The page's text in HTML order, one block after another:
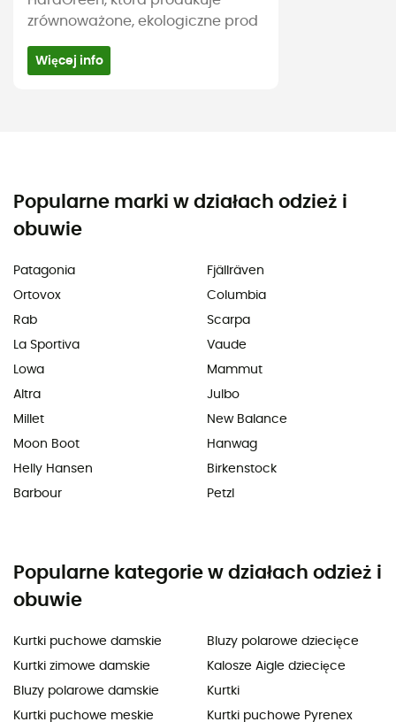
zrównoważone, ekologiczne prod
Więcej info
Popularne marki w działach odzież i
obuwie
Patagonia
Ortovox
Rab
La Sportiva
Lowa
Altra
Millet
Moon Boot
Helly Hansen
Barbour
Fjällräven
Columbia
Scarpa
Vaude
Mammut
Julbo
New Balance
Hanwag
Birkenstock
Petzl
Popularne kategorie w działach odzież i
obuwie
Kurtki puchowe damskie
Kurtki zimowe damskie
Bluzy polarowe damskie
Kurtki puchowe meskie
Bluzy polarowe dziecięce
Kalosze Aigle dziecięce
Kurtki
Kurtki puchowe Pyrenex